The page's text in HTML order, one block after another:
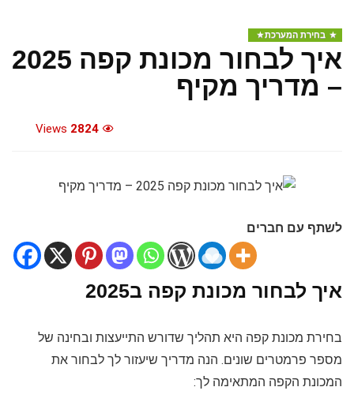
בחירת המערכת
איך לבחור מכונת קפה 2025
– מדריך מקיף
2824
לשתף עם חברים
איך לבחור מכונת קפה ב2025
בחירת מכונת קפה היא תהליך שדורש התייעצות ובחינה של
מספר פרמטרים שונים. הנה מדריך שיעזור לך לבחור את
המכונת הקפה המתאימה לך: